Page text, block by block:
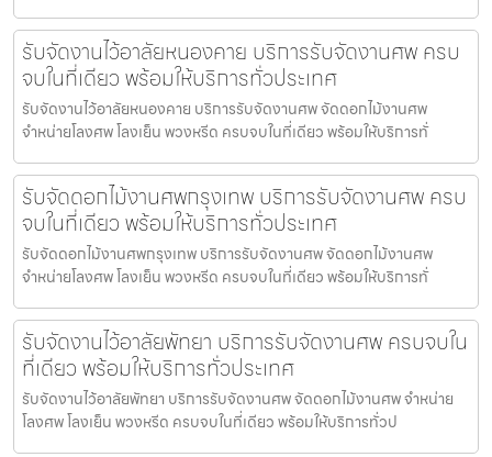
รับจัดงานไว้อาลัยหนองคาย บริการรับจัดงานศพ ครบ
จบในที่เดียว พร้อมให้บริการทั่วประเทศ
รับจัดงานไว้อาลัยหนองคาย บริการรับจัดงานศพ จัดดอกไม้งานศพ
จำหน่ายโลงศพ โลงเย็น พวงหรีด ครบจบในที่เดียว พร้อมให้บริการทั่
รับจัดดอกไม้งานศพกรุงเทพ บริการรับจัดงานศพ ครบ
จบในที่เดียว พร้อมให้บริการทั่วประเทศ
รับจัดดอกไม้งานศพกรุงเทพ บริการรับจัดงานศพ จัดดอกไม้งานศพ
จำหน่ายโลงศพ โลงเย็น พวงหรีด ครบจบในที่เดียว พร้อมให้บริการทั่
รับจัดงานไว้อาลัยพัทยา บริการรับจัดงานศพ ครบจบใน
ที่เดียว พร้อมให้บริการทั่วประเทศ
รับจัดงานไว้อาลัยพัทยา บริการรับจัดงานศพ จัดดอกไม้งานศพ จำหน่าย
โลงศพ โลงเย็น พวงหรีด ครบจบในที่เดียว พร้อมให้บริการทั่วป